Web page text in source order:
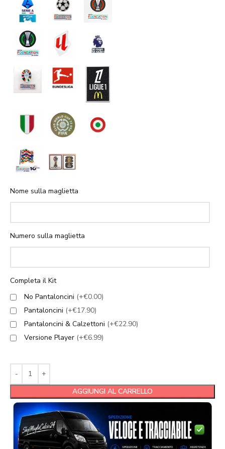
Nome sulla maglietta
Numero sulla maglietta
Completa il Kit
No Pantaloncini (+€0.00)
Pantaloncini (+€17.90)
Pantaloncini & Calzettoni (+€22.90)
Versione Player (+€6.99)
AGGIUNGI AL CARRELLO